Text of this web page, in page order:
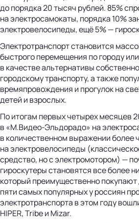
до порядка 20 тысяч рублей. 85%
на электросамокаты, порядка 10%
электровелосипеды, ещё 5% —
Электротранспорт становится
быстрого перемещения по городу
в качестве альтернативы
городскому транспорту, а также
времяпровождения и прогулок на
детей и взрослых.
По итогам первых четырех месяцев
в «М.Видео-Эльдорадо» на
в количественном выражении более
на электровелосипеды
средство, но с электромотором) —
гироскутеры становятся все более
который преимущественно
пяти самых популярных у россиян
электротранспорта в этом году
HIPER, Tribe и Mizar.